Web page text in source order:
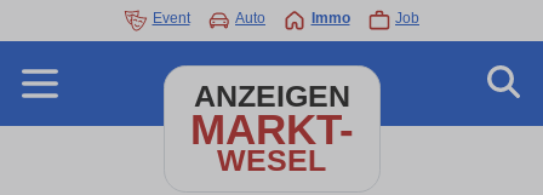
Event Auto Immo Job
ANZEIGEN
MARKT-
WESEL